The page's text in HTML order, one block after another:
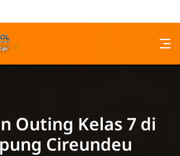
Maria Bandung
Outing Kelas 7 di
Cireundeu